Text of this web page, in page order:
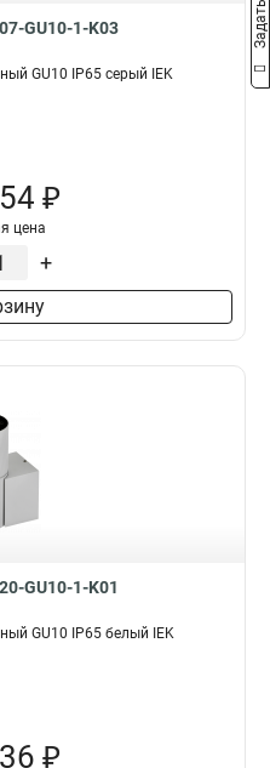
GU10-1-K03
GU10 IP65 серый IEK
₽
цена
+
GU10-1-K01
GU10 IP65 белый IEK
₽